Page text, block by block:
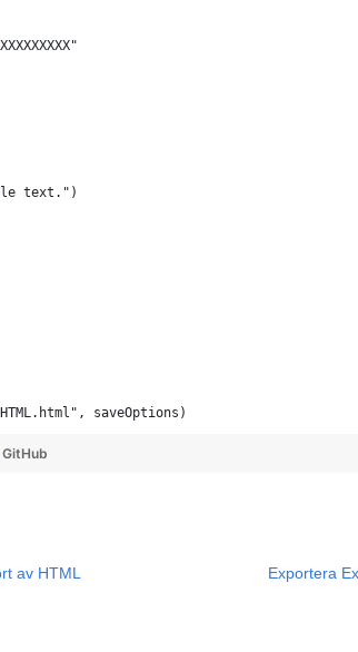
text.")
saveOptions)
GitHub
av HTML Exportera